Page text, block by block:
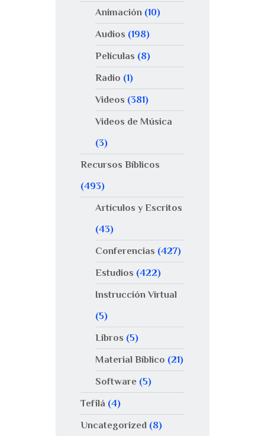
Animación(10)
Audios (198)
Películas (8)
Radio (1)
Videos (381)
Videos de Música
(3)
Recursos Bíblicos
(493)
Artículos y Escritos
(43)
Conferencias (427)
Estudios (422)
Instrucción Virtual
(5)
Libros (5)
Material Bíblico (21)
Software(5)
Tefilá (4)
Uncategorized (8)